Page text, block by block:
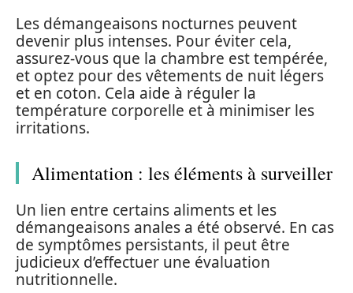
Les démangeaisons nocturnes peuvent
devenir plus intenses. Pour éviter cela,
assurez-vous que la chambre est tempérée,
et optez pour des vêtements de nuit légers
et en coton. Cela aide à réguler la
température corporelle et à minimiser les
irritations.
Alimentation : les éléments à surveiller
Un lien entre certains aliments et les
démangeaisons anales a été observé. En cas
de symptômes persistants, il peut être
judicieux d’effectuer une évaluation
nutritionnelle.